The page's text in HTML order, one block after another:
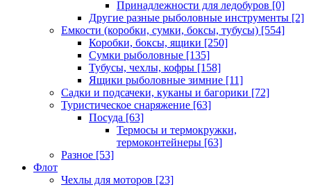
Принадлежности для ледобуров [0]
Другие разные рыболовные инструменты [2]
Емкости (коробки, сумки, боксы, тубусы) [554]
Коробки, боксы, ящики [250]
Сумки рыболовные [135]
Тубусы, чехлы, кофры [158]
Ящики рыболовные зимние [11]
Садки и подсачеки, куканы и багорики [72]
Туристическое снаряжение [63]
Посуда [63]
Термосы и термокружки,
термоконтейнеры [63]
Разное [53]
Флот
Чехлы для моторов [23]